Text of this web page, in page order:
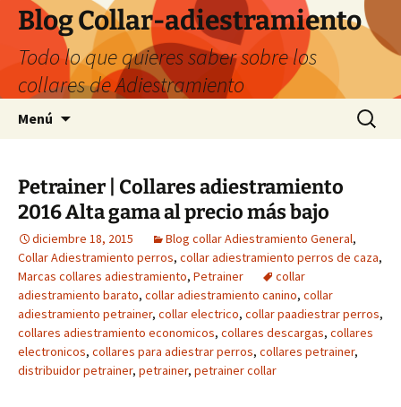
Saltar
contenido
Blog Collar-adiestramiento
Todo lo que quieres saber sobre los
collares de Adiestramiento
Menú Buscar:
Petrainer | Collares adiestramiento
2016 Alta gama al precio más bajo
diciembre 18, 2015 Blog collar Adiestramiento General,
Collar Adiestramiento perros, collar adiestramiento perros de caza,
Marcas collares adiestramiento, Petrainer
collar
adiestramiento barato, collar adiestramiento canino, collar
adiestramiento petrainer, collar electrico, collar paadiestrar perros,
collares adiestramiento economicos, collares descargas, collares
electronicos, collares para adiestrar perros, collares petrainer,
distribuidor petrainer, petrainer, petrainer collar